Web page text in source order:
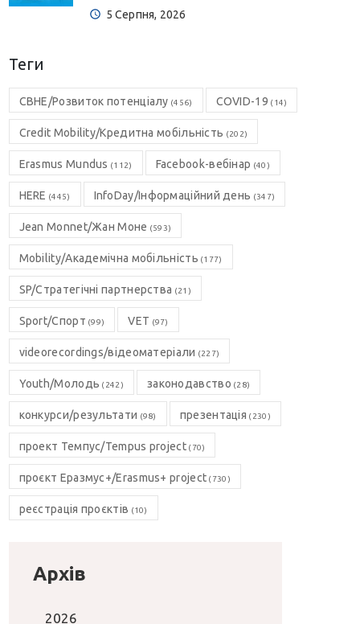
5 Серпня, 2026
Теги
CBHE/Розвиток потенціалу (456) COVID-19 (14)
Credit Mobility/Кредитна мобільність (202)
Erasmus Mundus (112) Facebook-вебінар (40)
HERE (445) InfoDay/Інформаційний день (347)
Jean Monnet/Жан Моне (593)
Mobility/Академічна мобільність (177)
SP/Стратегічні партнерства (21)
Sport/Спорт (99) VET (97)
videorecordings/відеоматеріали (227)
Youth/Молодь (242) законодавство (28)
конкурси/результати (98) презентація (230)
проект Темпус/Tempus project(70)
проєкт Еразмус+/Erasmus+ project (730)
реєстрація проєктів (10)
Архів
2026